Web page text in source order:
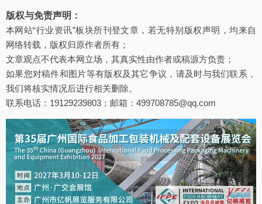
版权与免责声明：
本网站“行业资讯”板块所刊登文章，若无特别版权声明，均来自
网络转载，版权归原作者所有；
文章观点不代表本网立场，其真实性由作者或稿源方负责；
如果您对稿件和图片等有版权及其它争议，请及时与我们联系，
我们将核实情况后进行相关删除。
联系电话：19129239803；邮箱：499708785@qq.com